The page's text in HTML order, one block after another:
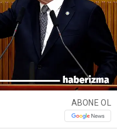
ABONE OL